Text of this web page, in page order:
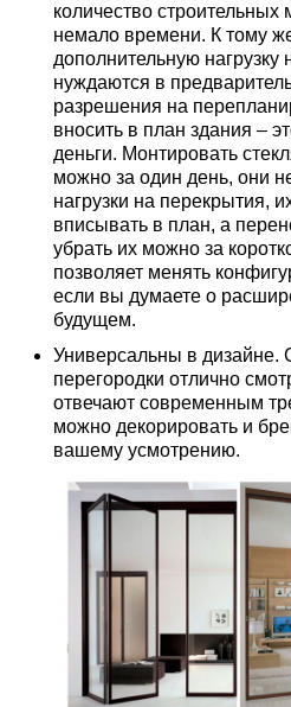
количество строительных
немало времени. К тому
дополнительную нагрузку
нуждаются в
разрешения на
вносить в план здания –
деньги. Монтировать
можно за один день, они
нагрузки на перекрытия,
вписывать в план, а
убрать их можно за
позволяет менять
если вы думаете о
будущем.
Универсальны в дизайне.
перегородки отлично
отвечают современным
можно декорировать и
вашему усмотрению.